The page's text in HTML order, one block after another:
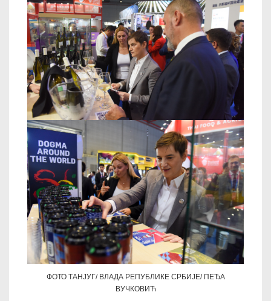
ФОТО ТАНЈУГ/ ВЛАДА РЕПУБЛИКЕ СРБИЈЕ/ ПЕЂА
ВУЧКОВИЋ